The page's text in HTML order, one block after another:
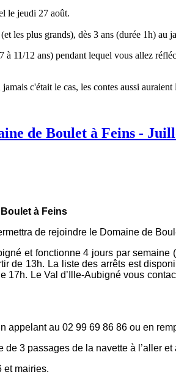
le jeudi 27 août.
les plus grands), dès 3 ans (durée 1h) au
11/12 ans) pendant lequel vous allez
c'était le cas, les contes aussi auraient
de Boulet à Feins -
à Feins
de rejoindre le Domaine de
et fonctionne 4 jours par
de 13h. La liste des arrêts est
17h. Le Val d’Ille-Aubigné vous
appelant au 02 99 69 86 86 ou en
3 passages de la navette à l’aller
et mairies.